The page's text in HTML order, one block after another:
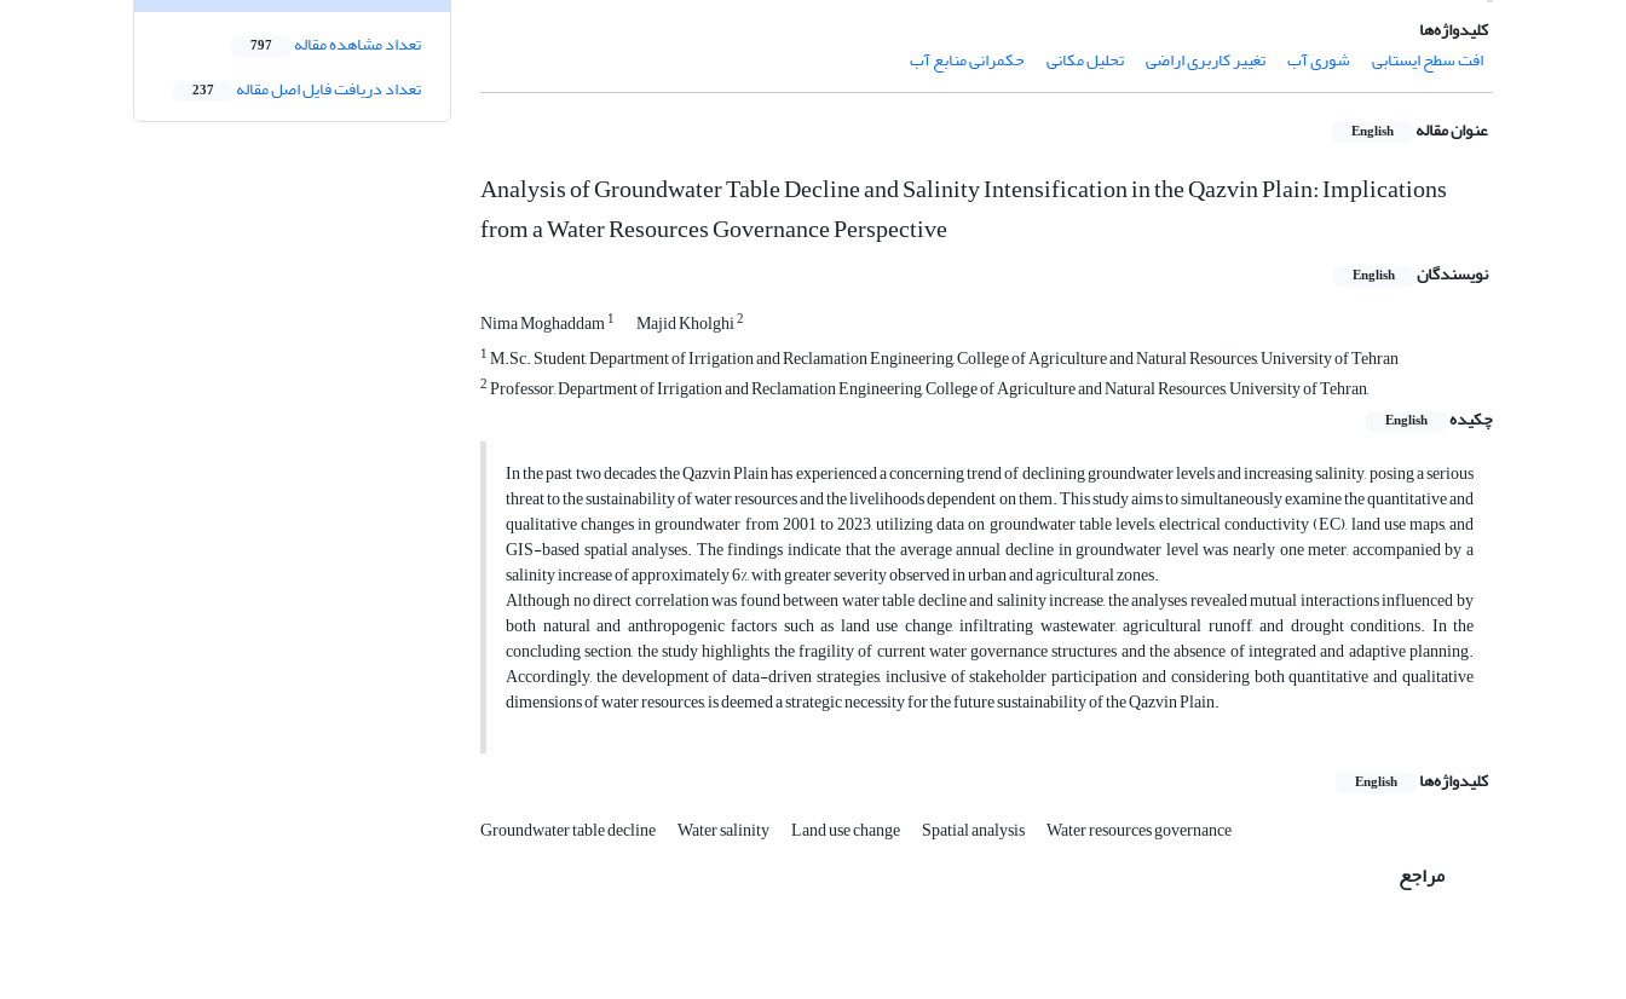
کلیدواژه‌ها
افت سطح ایستابی
شوری آب تغییر کاربری اراضی تحلیل مکانی حکمرانی منابع آب
عنوان مقاله English
Analysis of Groundwater Table Decline and Salinity Intensification in the Qazvin Plain: Implications
from a Water Resources Governance Perspective
نویسندگان English
Nima Moghaddam1 Majid Kholghi2
1M.Sc. Student, Department of Irrigation and Reclamation Engineering, College of Agriculture and Natural Resources, University of Tehran
2Professor, Department of Irrigation and Reclamation Engineering, College of Agriculture and Natural Resources, University of Tehran,
چکیده
English
In the past two decades, the Qazvin Plain has experienced a concerning trend of declining groundwater levels and increasing salinity, posing a serious
threat to the sustainability of water resources and the livelihoods dependent on them. This study aims to simultaneously examine the quantitative and
qualitative changes in groundwater from 2001 to 2023, utilizing data on groundwater table levels, electrical conductivity (EC), land use maps, and
GIS-based spatial analyses. The findings indicate that the average annual decline in groundwater level was nearly one meter, accompanied by a
salinity increase of approximately 6%, with greater severity observed in urban and agricultural zones.
Although no direct correlation was found between water table decline and salinity increase, the analyses revealed mutual interactions influenced by
both natural and anthropogenic factors such as land use change, infiltrating wastewater, agricultural runoff, and drought conditions. In the
concluding section, the study highlights the fragility of current water governance structures and the absence of integrated and adaptive planning.
Accordingly, the development of data-driven strategies, inclusive of stakeholder participation and considering both quantitative and qualitative
dimensions of water resources, is deemed a strategic necessity for the future sustainability of the Qazvin Plain.
کلیدواژه‌ها English
Groundwater table decline Water salinity Land use change Spatial analysis Water resources governance
مراجع
تعداد مشاهده مقاله 797
تعداد دریافت فایل اصل مقاله 237